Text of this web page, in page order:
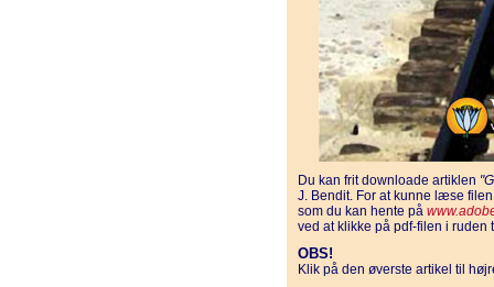
Du kan frit downloade artiklen
J. Bendit. For at kunne læse
som du kan hente på
ved at klikke på pdf-filen i ruden
OBS!
Klik på den øverste artikel til